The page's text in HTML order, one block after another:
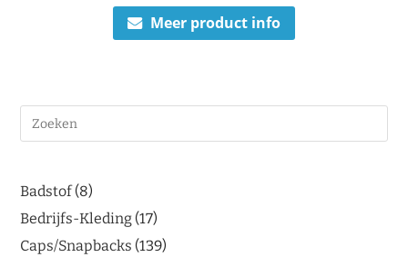
Meer product info
Badstof 8
Bedrijfs-Kleding 17
Caps/Snapbacks 139